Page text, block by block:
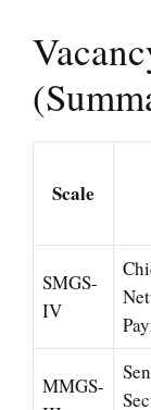
Scale
SMGS-
IV
MMGS-